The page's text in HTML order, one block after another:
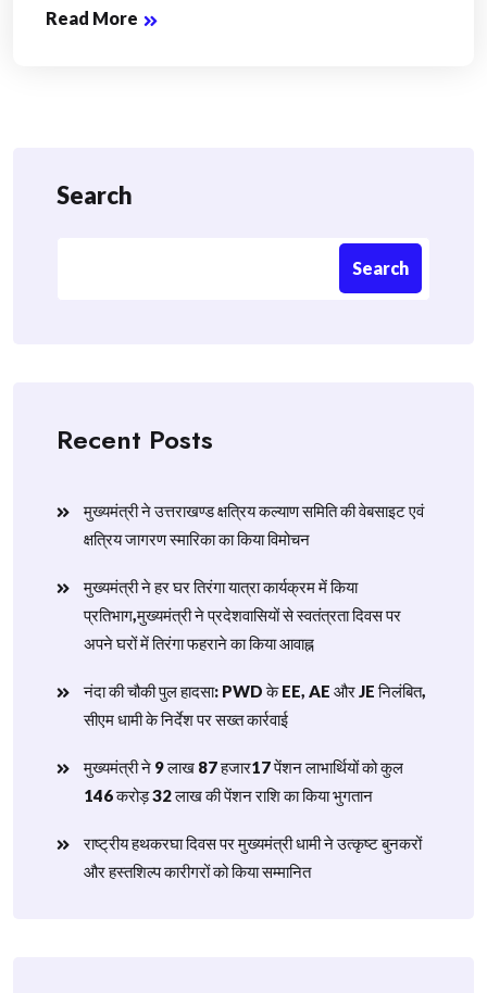
Read More
Search
Search
Recent Posts
मुख्यमंत्री ने उत्तराखण्ड क्षत्रिय कल्याण समिति की वेबसाइट एवं
क्षत्रिय जागरण स्मारिका का किया विमोचन
मुख्यमंत्री ने हर घर तिरंगा यात्रा कार्यक्रम में किया
प्रतिभाग,मुख्यमंत्री ने प्रदेशवासियों से स्वतंत्रता दिवस पर
अपने घरों में तिरंगा फहराने का किया आवाह्न
नंदा की चौकी पुल हादसा: PWD के EE, AE और JE निलंबित,
सीएम धामी के निर्देश पर सख्त कार्रवाई
मुख्यमंत्री ने 9 लाख 87 हजार17 पेंशन लाभार्थियों को कुल
146 करोड़ 32 लाख की पेंशन राशि का किया भुगतान
राष्ट्रीय हथकरघा दिवस पर मुख्यमंत्री धामी ने उत्कृष्ट बुनकरों
और हस्तशिल्प कारीगरों को किया सम्मानित